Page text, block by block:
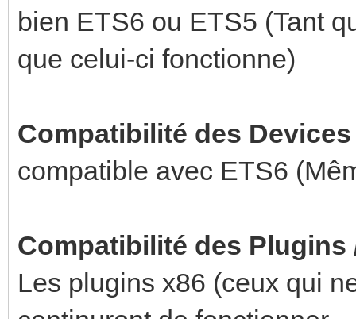
bien ETS6 ou ETS5 (Tant
que celui-ci fonctionne)
Compatibilité des
compatible avec ETS6
Compatibilité des Plugins
Les plugins x86 (ceux qui